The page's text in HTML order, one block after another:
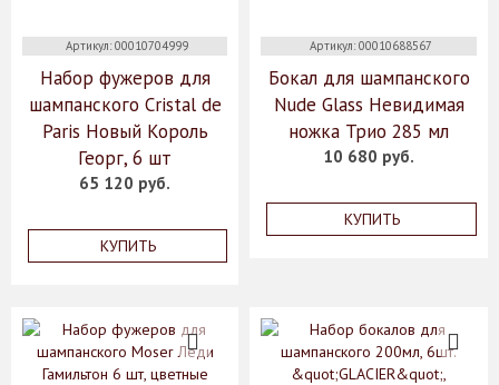
Артикул: 00010704999
Набор фужеров для
шампанского Cristal de
Paris Новый Король
Георг, 6 шт
65 120 руб.
КУПИТЬ
Артикул: 00010688567
Бокал для шампанского
Nude Glass Невидимая
ножка Трио 285 мл
10 680 руб.
КУПИТЬ